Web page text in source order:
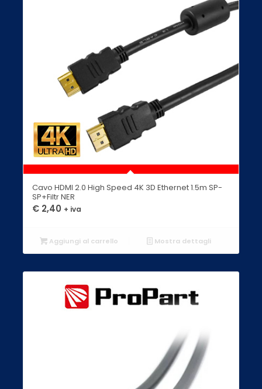
Cavo HDMI 2.0 High Speed 4K 3D Ethernet 1.5m SP-
SP+Filtr NER
€2,40 + iva
Aggiungi al carrello Mostra dettagli